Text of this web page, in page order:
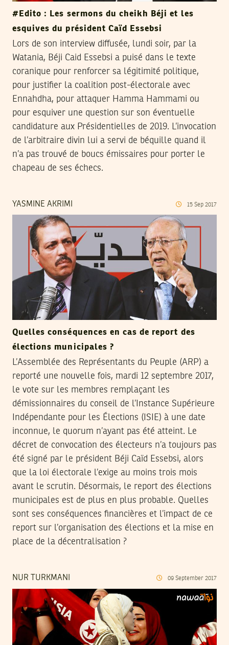
#Edito : Les sermons du cheikh Béji et les
esquives du président Caïd Essebsi
Lors de son interview diffusée, lundi soir, par la
Watania, Béji Caid Essebsi a puisé dans le texte
coranique pour renforcer sa légitimité politique,
pour justifier la coalition post-électorale avec
Ennahdha, pour attaquer Hamma Hammami ou
pour esquiver une question sur son éventuelle
candidature aux Présidentielles de 2019. L’invocation
de l’arbitraire divin lui a servi de béquille quand il
n’a pas trouvé de boucs émissaires pour porter le
chapeau de ses échecs.
YASMINE AKRIMI 15 Sep 2017
Quelles conséquences en cas de report des
élections municipales ?
L’Assemblée des Représentants du Peuple (ARP) a
reporté une nouvelle fois, mardi 12 septembre 2017,
le vote sur les membres remplaçant les
démissionnaires du conseil de l’Instance Supérieure
Indépendante pour les Élections (ISIE) à une date
inconnue, le quorum n’ayant pas été atteint. Le
décret de convocation des électeurs n’a toujours pas
été signé par le président Béji Caïd Essebsi, alors
que la loi électorale l’exige au moins trois mois
avant le scrutin. Désormais, le report des élections
municipales est de plus en plus probable. Quelles
sont ses conséquences financières et l’impact de ce
report sur l’organisation des élections et la mise en
place de la décentralisation ?
NUR TURKMANI 09 September 2017